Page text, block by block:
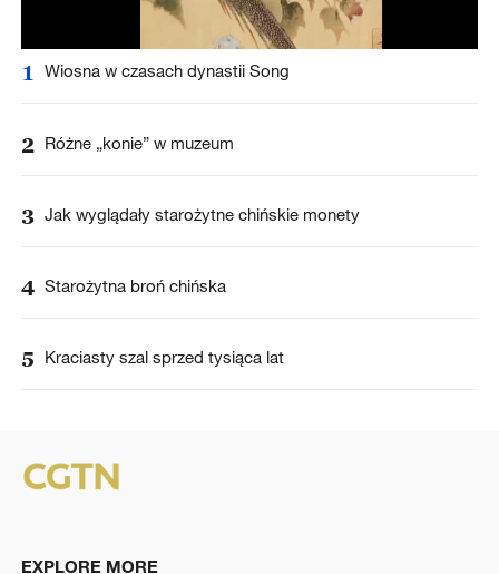
1 Wiosna w czasach dynastii Song
2 Różne „konie” w muzeum
3 Jak wyglądały starożytne chińskie monety
4 Starożytna broń chińska
5 Kraciasty szal sprzed tysiąca lat
EXPLORE MORE